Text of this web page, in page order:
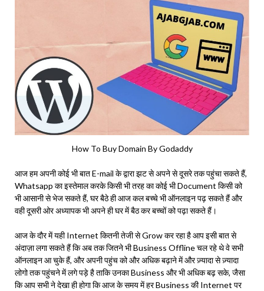
How To Buy Domain By Godaddy
आज हम अपनी कोई भी बात E-mail के द्वारा झट से अपने से दूसरे तक पहुंचा सकते हैं,
Whatsapp का इस्तेमाल करके किसी भी तरह का कोई भी Document किसी को
भी आसानी से भेज सकते हैं, घर बैठे ही आज कल बच्चे भी ऑनलाइन पढ़ सकते हैं और
वही दूसरी ओर अध्यापक भी अपने ही घर में बैठ कर बच्चों को पढ़ा सकते हैं।
आज के दौर में यही Internet कितनी तेजी से Grow कर रहा है आप इसी बात से
अंदाज़ा लगा सकते हैं कि अब तक जितने भी Business Offline चल रहे थे वे सभी
ऑनलाइन आ चुके हैं, और अपनी पहुंच को और अधिक बढ़ाने में और ज़्यादा से ज़्यादा
लोगो तक पहुंचने में लगे पड़े है ताकि उनका Business और भी अधिक बढ़ सके, जैसा
कि आप सभी ने देखा ही होगा कि आज के समय में हर Business की Internet पर